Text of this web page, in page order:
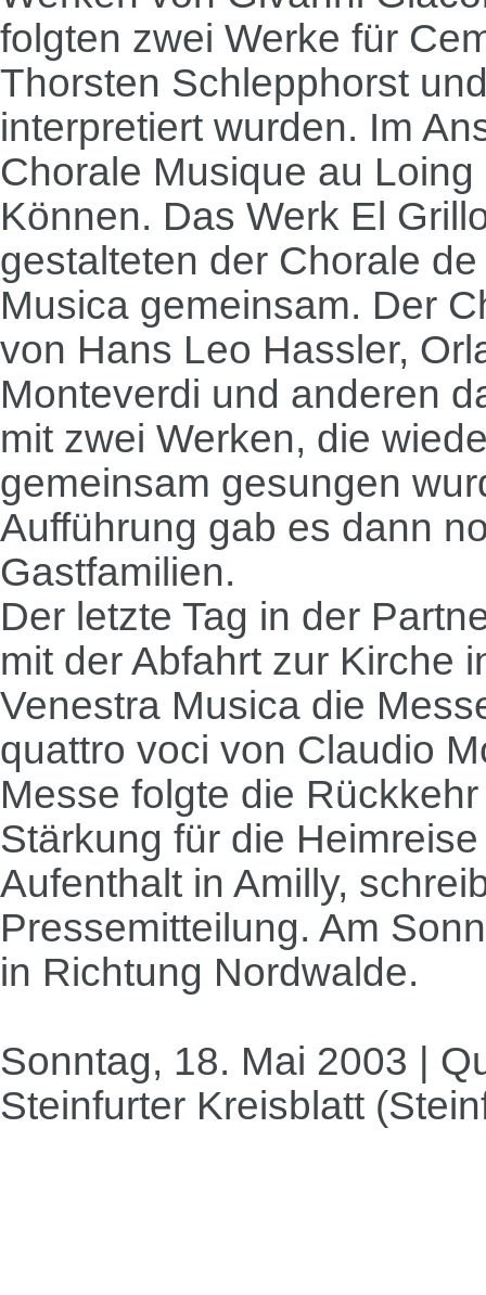
folgten zwei Werke für
Thorsten Schlepphorst
interpretiert wurden. Im
Chorale Musique au
Können. Das Werk El
gestalteten der Chorale
Musica gemeinsam. Der
von Hans Leo Hassler,
Monteverdi und anderen
mit zwei Werken, die
gemeinsam gesungen
Aufführung gab es dann
Gastfamilien.
Der letzte Tag in der
mit der Abfahrt zur Kirche
Venestra Musica die
quattro voci von Claudio
Messe folgte die
Stärkung für die
Aufenthalt in Amilly,
Pressemitteilung. Am
in Richtung Nordwalde.
Sonntag, 18. Mai 2003 |
Steinfurter Kreisblatt